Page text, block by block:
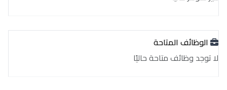
الوظائف المتاحة
لا توجد وظائف متاحة حاليًا